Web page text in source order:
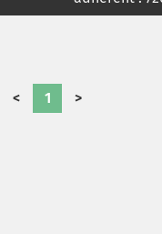
< 1 >